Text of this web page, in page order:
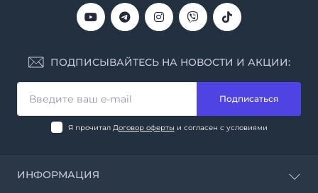
ПОДПИСЫВАЙТЕСЬ НА НОВОСТИ И АКЦИИ:
Подписаться
Я прочитал Договор оферты и согласен с условиями
ИНФОРМАЦИЯ